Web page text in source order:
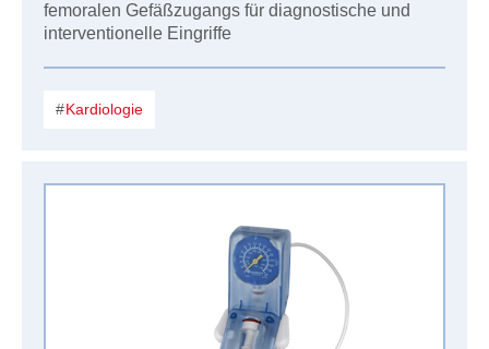
femoralen Gefäßzugangs für diagnostische und
interventionelle Eingriffe
Kardiologie